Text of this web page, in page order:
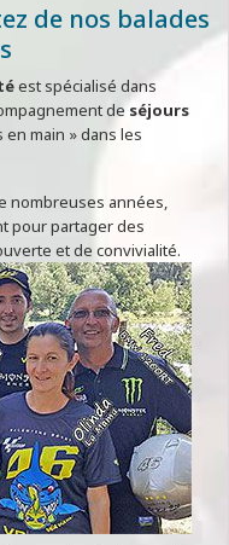
de nos balades
est spécialisé dans
de séjours
en main » dans les
nombreuses années,
pour partager des
et de convivialité.